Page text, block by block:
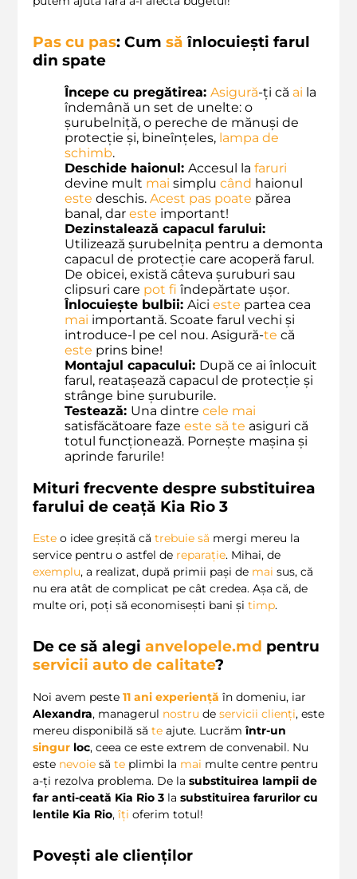
Pas cu pas: Cum să înlocuiești farul
din spate
Începe cu pregătirea: Asigură-ți că ai la
îndemână un set de unelte: o
șurubelniță, o pereche de mănuși de
protecție și, bineînțeles, lampa de
schimb.
Deschide haionul: Accesul la faruri
devine mult mai simplu când haionul
este deschis. Acest pas poate părea
banal, dar este important!
Dezinstalează capacul farului:
Utilizează șurubelnița pentru a demonta
capacul de protecție care acoperă farul.
De obicei, există câteva șuruburi sau
clipsuri care pot fi îndepărtate ușor.
Înlocuiește bulbii: Aici este partea cea
mai importantă. Scoate farul vechi și
introduce-l pe cel nou. Asigură-te că
este prins bine!
Montajul capacului: După ce ai înlocuit
farul, reatașează capacul de protecție și
strânge bine șuruburile.
Testează: Una dintre cele mai
satisfăcătoare faze este să te asiguri că
totul funcționează. Pornește mașina și
aprinde farurile!
Mituri frecvente despre substituirea
farului de ceață Kia Rio 3
Este o idee greșită că trebuie să mergi mereu la
service pentru o astfel de reparație. Mihai, de
exemplu, a realizat, după primii pași de mai sus, că
nu era atât de complicat pe cât credea. Așa că, de
multe ori, poți să economisești bani și timp.
De ce să alegi anvelopele.md pentru
servicii auto de calitate?
Noi avem peste 11 ani experiență în domeniu, iar
Alexandra, managerul nostru de servicii clienți, este
mereu disponibilă să te ajute. Lucrăm într-un
singur loc, ceea ce este extrem de convenabil. Nu
este nevoie să te plimbi la mai multe centre pentru
a-ți rezolva problema. De la substituirea lampii de
far anti-ceată Kia Rio 3 la substituirea farurilor cu
lentile Kia Rio, îți oferim totul!
Povești ale clienților